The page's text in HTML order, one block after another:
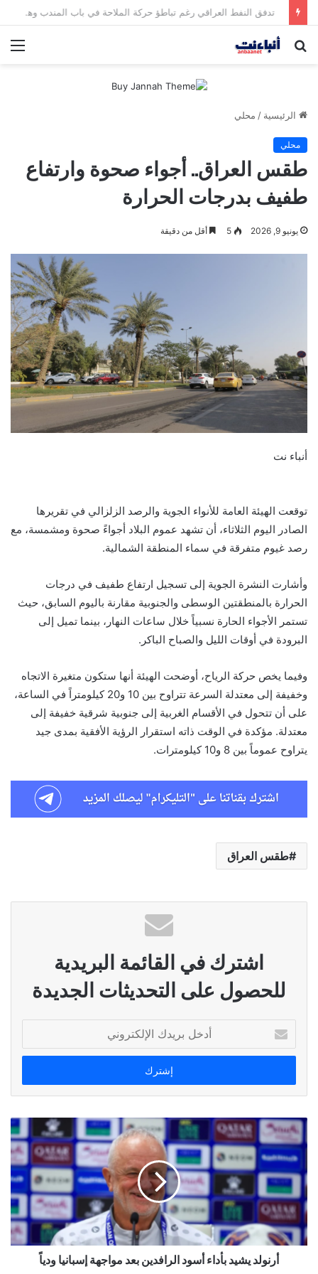
مقتل شخصين وإصابة 5 في إطلاق نار بمهرجان بمدينة سياتل الأميركية
بحث
الرئيسية / محلي
محلي
طقس العراق.. أجواء صحوة وارتفاع
طفيف بدرجات الحرارة
يونيو 9, 2026 5 أقل من دقيقة
أنباء نت
توقعت الهيئة العامة للأنواء الجوية والرصد الزلزالي في تقريرها
الصادر اليوم الثلاثاء، أن تشهد عموم البلاد أجواءً صحوة ومشمسة، مع
رصد غيوم متفرقة في سماء المنطقة الشمالية.
وأشارت النشرة الجوية إلى تسجيل ارتفاع طفيف في درجات
الحرارة بالمنطقتين الوسطى والجنوبية مقارنة باليوم السابق، حيث
تستمر الأجواء الحارة نسبياً خلال ساعات النهار، بينما تميل إلى
البرودة في أوقات الليل والصباح الباكر.
وفيما يخص حركة الرياح، أوضحت الهيئة أنها ستكون متغيرة الاتجاه
وخفيفة إلى معتدلة السرعة تتراوح بين 10 و20 كيلومتراً في الساعة،
على أن تتحول في الأقسام الغربية إلى جنوبية شرقية خفيفة إلى
معتدلة. مؤكدة في الوقت ذاته استقرار الرؤية الأفقية بمدى جيد
يتراوح عموماً بين 8 و10 كيلومترات.
طقس العراق
اشترك في القائمة البريدية
للحصول على التحديثات الجديدة
بريدك
الإلكتروني
أرنولد يشيد بأداء أسود الرافدين بعد مواجهة إسبانيا ودياً